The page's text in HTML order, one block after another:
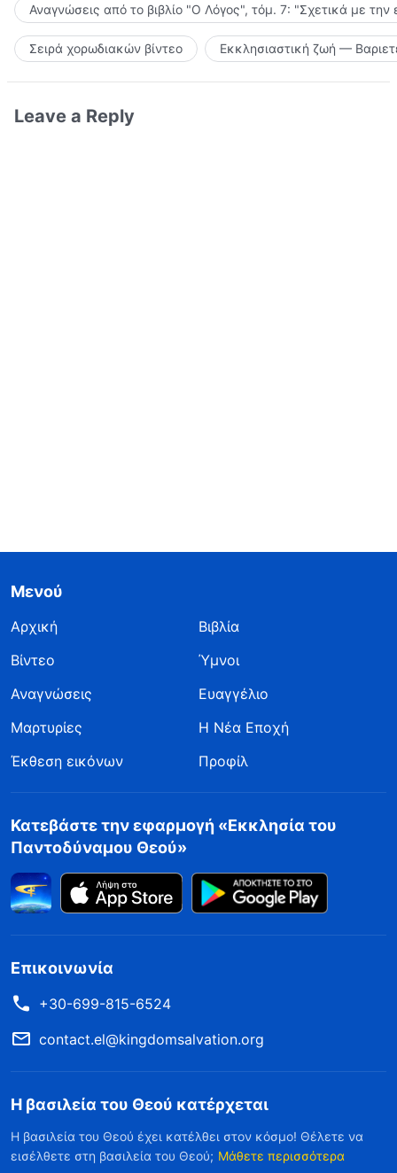
Αναγνώσεις από το βιβλίο "Ο Λόγος", τόμ. 7: "Σχετικά με την
Σειρά χορωδιακών βίντεο Εκκλησιαστική ζωή —
Leave a Reply
Μενού
Αρχική
Βιβλία
Βίντεο
Ύμνοι
Αναγνώσεις
Ευαγγέλιο
Μαρτυρίες
Η Νέα Εποχή
Έκθεση εικόνων
Προφίλ
Κατεβάστε την εφαρμογή «Εκκλησία του
Παντοδύναμου Θεού»
Επικοινωνία
+30-699-815-6524
contact.el@kingdomsalvation.org
Η βασιλεία του Θεού κατέρχεται
Η βασιλεία του Θεού έχει κατέλθει στον κόσμο! Θέλετε να
εισέλθετε στη βασιλεία του Θεού; Μάθετε περισσότερα